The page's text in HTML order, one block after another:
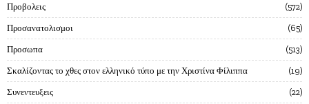
Προβολεις 572
Προσανατολισμοι 65
Προσωπα 513
Σκαλίζοντας το χθες στον ελληνικό τύπο με την Χριστίνα Φίλιππα 19
Συνεντευξεις 22